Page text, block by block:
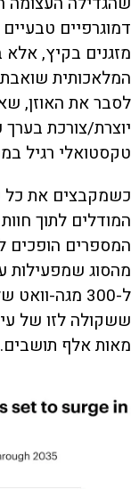
דמוגרפיים
מזגנים בקיץ,
המלאכותית
לסבר את האוזן,
יוצרת/צורכת
טקסטואלי רגיל
כשמקבצים את כל
המודלים לתוך
המספרים הופכים
ל-300 מגה-
ששקולה לזו של
מאות אלף תושבים.